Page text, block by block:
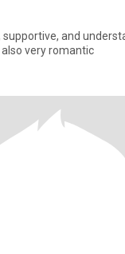
and
very romantic